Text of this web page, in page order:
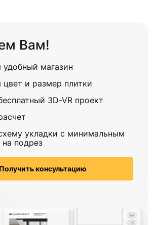
Вам!
магазин
и размер плитки
3D-VR проект
укладки с минимальным
подрез
Получить консультацию